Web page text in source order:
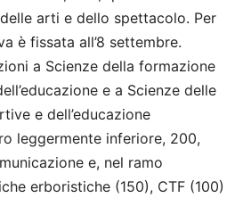
arti e dello spettacolo. Per
è fissata all’8 settembre.
a Scienze della formazione
e a Scienze delle
e dell’educazione
leggermente inferiore, 200,
e, nel ramo
erboristiche (150), CTF (100)